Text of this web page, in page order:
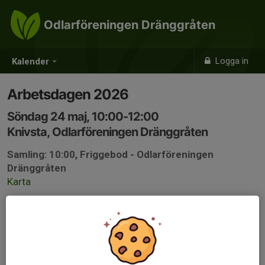
Kalender Logga in
Odlarföreningen Dränggråten
Arbetsdagen 2026
Söndag 24 maj, 10:00-12:00
Knivsta, Odlarföreningen Dränggråten
Samling: 10:00, Friggebod - Odlarföreningen
Dränggråten
Karta
För er som inte var med på årsmötet vill vi bara påminna